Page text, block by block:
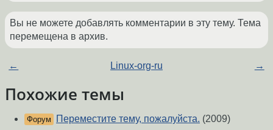
Вы не можете добавлять комментарии в эту тему. Тема
перемещена в архив.
← Linux-org-ru →
Похожие темы
Форум Переместите тему, пожалуйста. (2009)